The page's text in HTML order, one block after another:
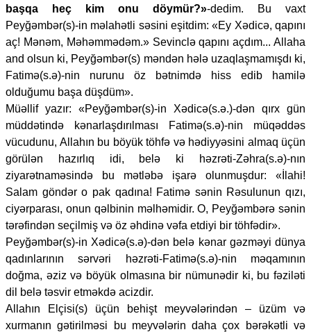
başqa heç kim onu döymür?»-dedim. Bu vaxt
Peyğəmbər(s)-in məlahətli səsini eşitdim: «Ey Xədicə, qapını
aç! Mənəm, Məhəmmədəm.» Sevinclə qapını açdım... Allaha
and olsun ki, Peyğəmbər(s) məndən hələ uzaqlaşmamışdı ki,
Fatimə(s.ə)-nin nurunu öz bətnimdə hiss edib hamilə
olduğumu başa düşdüm».
Müəllif yazır: «Peyğəmbər(s)-in Xədicə(s.ə.)-dən qırx gün
müddətində kənarlaşdırılması Fatimə(s.ə)-nin müqəddəs
vücudunu, Allahın bu böyük töhfə və hədiyyəsini almaq üçün
görülən hazırlıq idi, belə ki həzrəti-Zəhra(s.ə)-nın
ziyarətnaməsində bu mətləbə işarə olunmuşdur: «İlahi!
Salam göndər o pak qadına! Fatimə sənin Rəsulunun qızı,
ciyərparası, onun qəlbinin məlhəmidir. O, Peyğəmbərə sənin
tərəfindən seçilmiş və öz əhdinə vəfa etdiyi bir töhfədir».
Peyğəmbər(s)-in Xədicə(s.ə)-dən belə kənar gəzməyi dünya
qadınlarının sərvəri həzrəti-Fatimə(s.ə)-nin məqamının
doğma, əziz və böyük olmasına bir nümunədir ki, bu fəziləti
dil belə təsvir etməkdə acizdir.
Allahın Elçisi(s) üçün behişt meyvələrindən – üzüm və
xurmanın gətirilməsi bu meyvələrin daha çox bərəkətli və